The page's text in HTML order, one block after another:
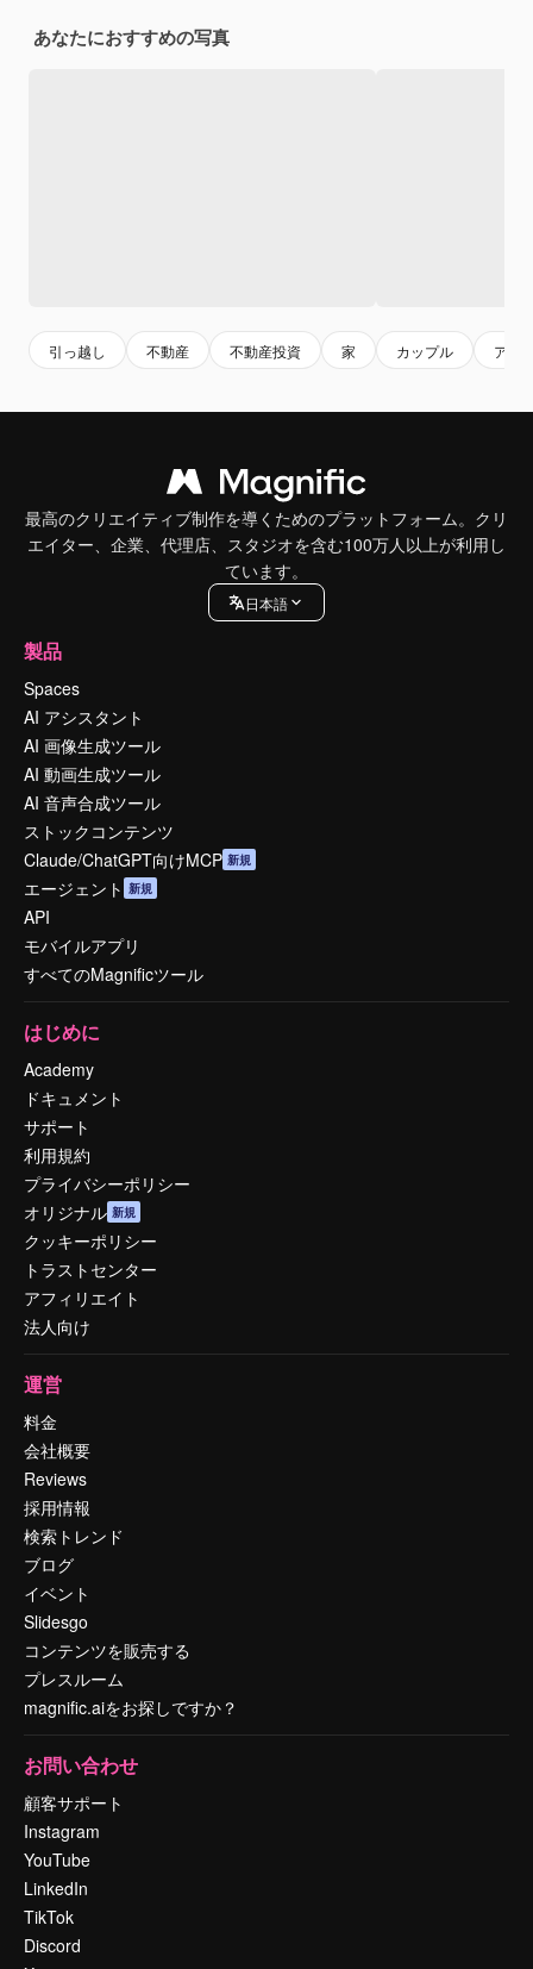
あなたにおすすめの写真
引っ越し 不動産 不動産投資 家 カップル アパ
最高のクリエイティブ制作を導くためのプラットフォーム。クリ
エイター、企業、代理店、スタジオを含む100万人以上が利用し
ています。
日本語
製品
Spaces
AI アシスタント
AI 画像生成ツール
AI 動画生成ツール
AI 音声合成ツール
ストックコンテンツ
Claude/ChatGPT向けMCP 新規
エージェント 新規
API
モバイルアプリ
すべてのMagnificツール
はじめに
Academy
ドキュメント
サポート
利用規約
プライバシーポリシー
オリジナル 新規
クッキーポリシー
トラストセンター
アフィリエイト
法人向け
運営
料金
会社概要
Reviews
採用情報
検索トレンド
ブログ
イベント
Slidesgo
コンテンツを販売する
プレスルーム
magnific.aiをお探しですか？
お問い合わせ
顧客サポート
Instagram
YouTube
LinkedIn
TikTok
Discord